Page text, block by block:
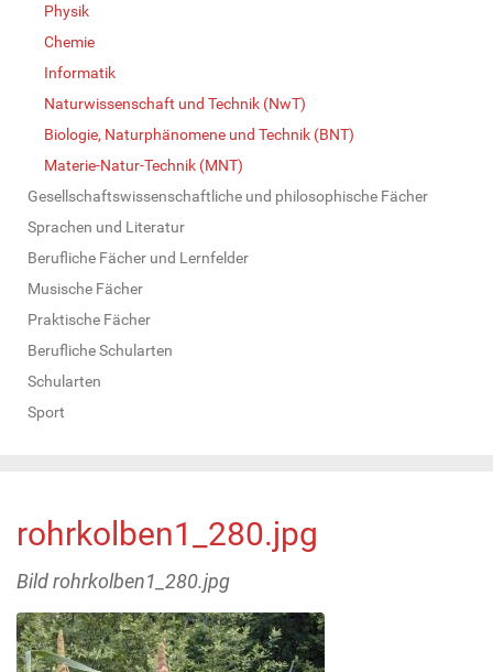
Physik
Chemie
Informatik
Naturwissenschaft und Technik (NwT)
Biologie, Naturphänomene und Technik (BNT)
Materie-Natur-Technik (MNT)
Gesellschaftswissenschaftliche und philosophische Fächer
Sprachen und Literatur
Berufliche Fächer und Lernfelder
Musische Fächer
Praktische Fächer
Berufliche Schularten
Schularten
Sport
rohrkolben1_280.jpg
Bild rohrkolben1_280.jpg